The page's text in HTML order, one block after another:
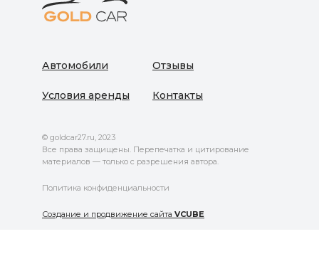
Автомобили
Условия аренды
Отзывы
Контакты
© goldcar27.ru, 2023
Все права защищены. Перепечатка и цитирование
материалов — только с разрешения автора.
Политика конфиденциальности
Создание и продвижение сайта VCUBE